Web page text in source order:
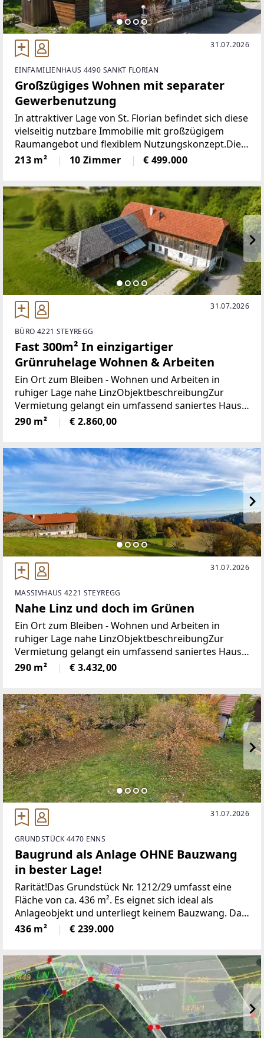
31.07.2026
EINFAMILIENHAUS 4490 SANKT FLORIAN
Großzügiges Wohnen mit separater
Gewerbenutzung
In attraktiver Lage von St. Florian befindet sich diese
vielseitig nutzbare Immobilie mit großzügigem
Raumangebot und flexiblem Nutzungskonzept.Die
Widmung als gemischtes Baugebiet sowie die
durchdachte Aufteilung ermöglichen sowohl
213 m² 10 Zimmer € 499.000
31.07.2026
BÜRO 4221 STEYREGG
Fast 300m² In einzigartiger
Grünruhelage Wohnen & Arbeiten
Ein Ort zum Bleiben - Wohnen und Arbeiten in
ruhiger Lage nahe LinzObjektbeschreibungZur
Vermietung gelangt ein umfassend saniertes Haus
mit einer Wohnfläche von ca. 292 m², aufgeteilt auf
drei Ebenen. Die Liegenschaft verbindet traditionelle
290 m² € 2.860,00
31.07.2026
MASSIVHAUS 4221 STEYREGG
Nahe Linz und doch im Grünen
Ein Ort zum Bleiben - Wohnen und Arbeiten in
ruhiger Lage nahe LinzObjektbeschreibungZur
Vermietung gelangt ein umfassend saniertes Haus
mit einer Wohnfläche von ca. 292 m², aufgeteilt auf
drei Ebenen. Die Liegenschaft verbindet traditionelle
290 m² € 3.432,00
31.07.2026
GRUNDSTÜCK 4470 ENNS
Baugrund als Anlage OHNE Bauzwang
in bester Lage!
Rarität!Das Grundstück Nr. 1212/29 umfasst eine
Fläche von ca. 436 m². Es eignet sich ideal als
Anlageobjekt und unterliegt keinem Bauzwang. Das
Grundstück befindet sich lt. Bebauungsplan in einer
Zone mit verdichteter Bauweise und einer
436 m² € 239.000